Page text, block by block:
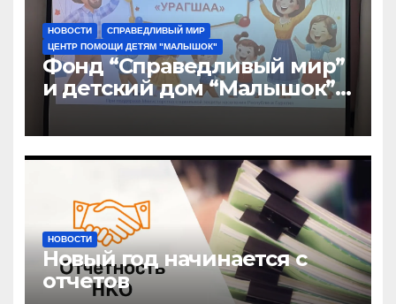
НОВОСТИ
СПРАВЕДЛИВЫЙ МИР
ЦЕНТР ПОМОЩИ ДЕТЯМ "МАЛЫШОК"
Фонд “Справедливый мир”
и детский дом “Малышок”
открыли центр новых
возможностей “УРАГШАА”
НОВОСТИ
Новый год начинается с
отчетов